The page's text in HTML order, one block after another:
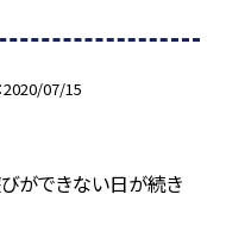
2020/07/15
びができない日が続き